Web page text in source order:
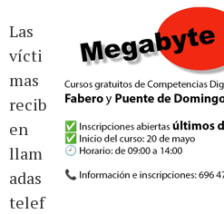
Las
vícti
mas
recib
en
llam
adas
telef